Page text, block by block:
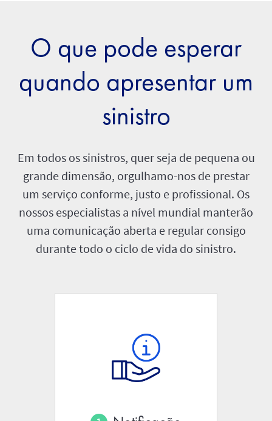
O que pode esperar
quando apresentar um
sinistro
Em todos os sinistros, quer seja de pequena ou
grande dimensão, orgulhamo-nos de prestar
um serviço conforme, justo e profissional. Os
nossos especialistas a nível mundial manterão
uma comunicação aberta e regular consigo
durante todo o ciclo de vida do sinistro.